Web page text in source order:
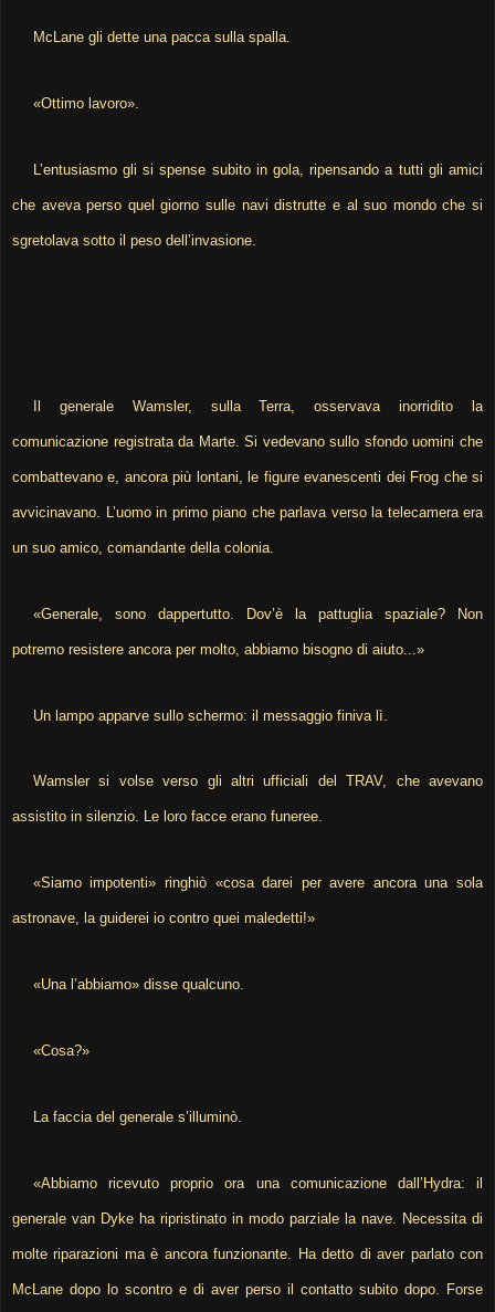
McLane gli dette una pacca sulla spalla.
«Ottimo lavoro».
L’entusiasmo gli si spense subito in gola, ripensando a tutti gli amici
che aveva perso quel giorno sulle navi distrutte e al suo mondo che si
sgretolava sotto il peso dell’invasione.
Il generale Wamsler, sulla Terra, osservava inorridito la
comunicazione registrata da Marte. Si vedevano sullo sfondo uomini che
combattevano e, ancora più lontani, le figure evanescenti dei Frog che si
avvicinavano. L’uomo in primo piano che parlava verso la telecamera era
un suo amico, comandante della colonia.
«Generale, sono dappertutto. Dov’è la pattuglia spaziale? Non
potremo resistere ancora per molto, abbiamo bisogno di aiuto...»
Un lampo apparve sullo schermo: il messaggio finiva lì.
Wamsler si volse verso gli altri ufficiali del TRAV, che avevano
assistito in silenzio. Le loro facce erano funeree.
«Siamo impotenti» ringhiò «cosa darei per avere ancora una sola
astronave, la guiderei io contro quei maledetti!»
«Una l’abbiamo» disse qualcuno.
«Cosa?»
La faccia del generale s’illuminò.
«Abbiamo ricevuto proprio ora una comunicazione dall’Hydra: il
generale van Dyke ha ripristinato in modo parziale la nave. Necessita di
molte riparazioni ma è ancora funzionante. Ha detto di aver parlato con
McLane dopo lo scontro e di aver perso il contatto subito dopo. Forse